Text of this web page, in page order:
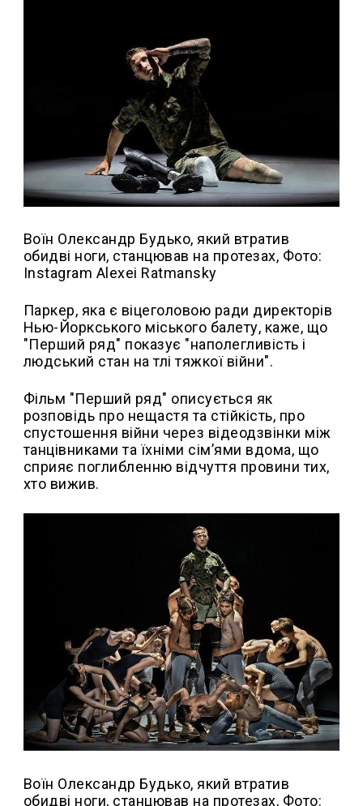
Воїн Олександр Будько, який втратив
обидві ноги, станцював на протезах, Фото:
Instagram Alexei Ratmansky
Паркер, яка є віцеголовою ради директорів
Нью-Йоркського міського балету, каже, що
"Перший ряд" показує "наполегливість і
людський стан на тлі тяжкої війни".
Фільм "Перший ряд" описується як
розповідь про нещастя та стійкість, про
спустошення війни через відеодзвінки між
танцівниками та їхніми сім’ями вдома, що
сприяє поглибленню відчуття провини тих,
хто вижив.
Воїн Олександр Будько, який втратив
обидві ноги, станцював на протезах, Фото: